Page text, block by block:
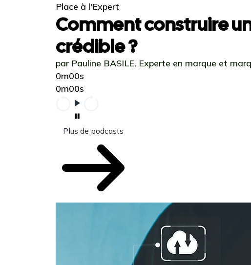
Place à l'Expert
Comment construire
crédible ?
par Pauline BASILE, Experte en marque et
0m00s
0m00s
Plus de podcasts